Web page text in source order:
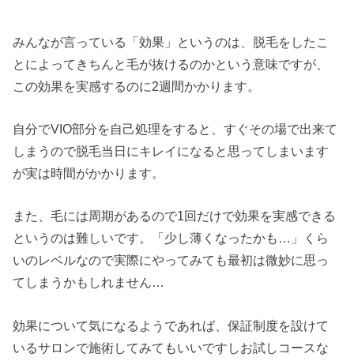
みんなが言っている「効果」というのは、脱毛をしたこ
とによってきちんと毛が抜けるのかという意味ですが、
この効果を実感するのに2週間かかります。
自分でVIO部分を自己処理をすると、すぐその場で出来て
しまうので脱毛当日にキレイになると思ってしまいます
が実は時間がかかります。
また、毛には周期があるので1回だけで効果を実感できる
というのは難しいです。「少し薄くなったかも…」くら
いのレベルなので実際にやってみても最初は微妙に思っ
てしまうかもしれません…
効果について気になるようであれば、保証制度を設けて
いるサロンで施術してみてもいいですしお試しコースな